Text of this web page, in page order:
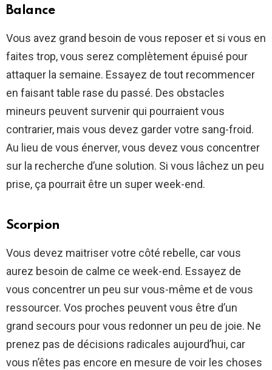
Balance
Vous avez grand besoin de vous reposer et si vous en
faites trop, vous serez complètement épuisé pour
attaquer la semaine. Essayez de tout recommencer
en faisant table rase du passé. Des obstacles
mineurs peuvent survenir qui pourraient vous
contrarier, mais vous devez garder votre sang-froid.
Au lieu de vous énerver, vous devez vous concentrer
sur la recherche d’une solution. Si vous lâchez un peu
prise, ça pourrait être un super week-end.
Scorpion
Vous devez maitriser votre côté rebelle, car vous
aurez besoin de calme ce week-end. Essayez de
vous concentrer un peu sur vous-même et de vous
ressourcer. Vos proches peuvent vous être d’un
grand secours pour vous redonner un peu de joie. Ne
prenez pas de décisions radicales aujourd’hui, car
vous n’êtes pas encore en mesure de voir les choses